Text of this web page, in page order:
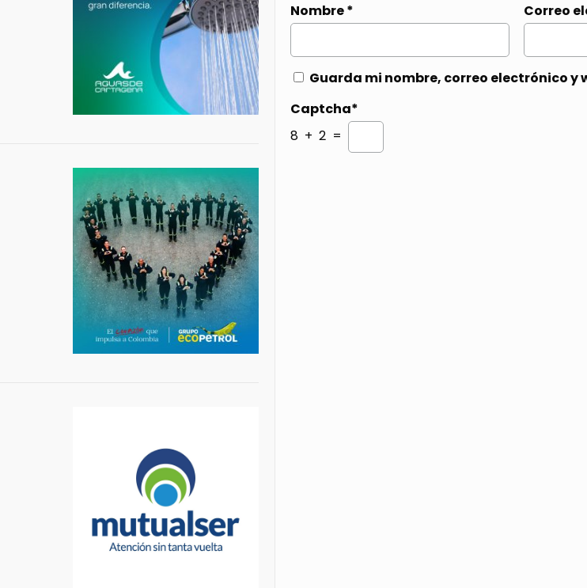
Nombre* Correo
Guarda mi nombre, correo electrónico y
Captcha*
8 + 2 =